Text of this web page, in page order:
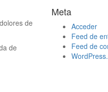
de
de
Meta
Acceder
Feed de
Feed de